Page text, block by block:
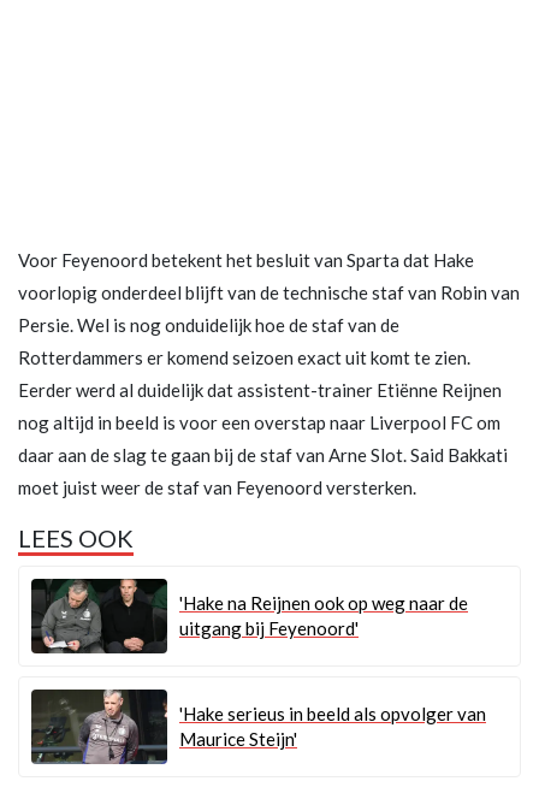
Voor Feyenoord betekent het besluit van Sparta dat Hake
voorlopig onderdeel blijft van de technische staf van Robin van
Persie. Wel is nog onduidelijk hoe de staf van de
Rotterdammers er komend seizoen exact uit komt te zien.
Eerder werd al duidelijk dat assistent-trainer Etiënne Reijnen
nog altijd in beeld is voor een overstap naar Liverpool FC om
daar aan de slag te gaan bij de staf van Arne Slot. Said Bakkati
moet juist weer de staf van Feyenoord versterken.
LEES OOK
'Hake na Reijnen ook op weg naar de
uitgang bij Feyenoord'
'Hake serieus in beeld als opvolger van
Maurice Steijn'